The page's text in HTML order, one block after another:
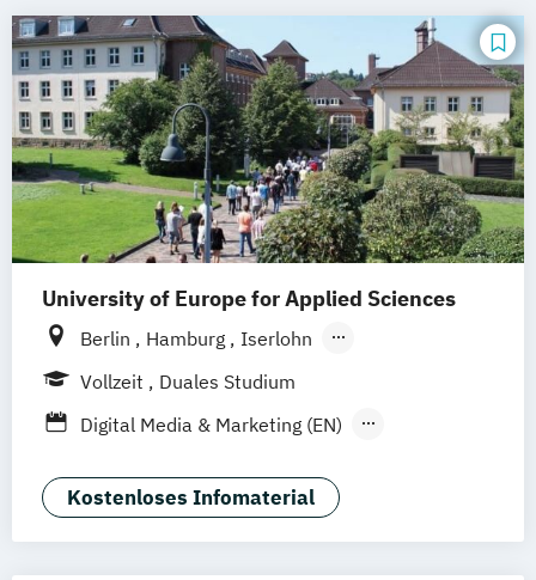
University of Europe for Applied Sciences
Berlin Hamburg
Iserlohn
UE Innovation Hub
Vollzeit
Duales Studium
Digital Media & Marketing (EN)
Film + Motion Design (EN)
Fotografie + Neue Medien (EN)
Kostenloses Infomaterial